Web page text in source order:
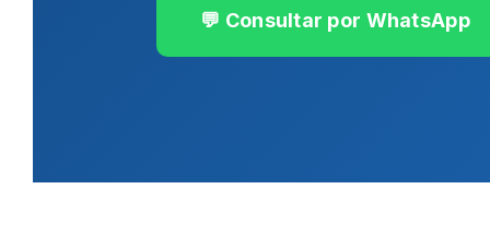
💬 Consultar por WhatsApp